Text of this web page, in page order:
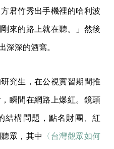
君竹秀出手機裡的哈利波
來的路上就在聽。」然後
深深的酒窩。
究生，在公視實習期間推
瞬間在網路上爆紅。鏡頭
結構問題，點名財團、紅
眾，其中 〈台灣觀眾如何